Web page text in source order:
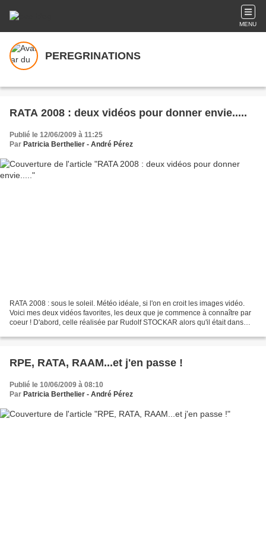
MENU
PEREGRINATIONS
RATA 2008 : deux vidéos pour donner envie.....
Publié le 12/06/2009 à 11:25
Par Patricia Berthelier - André Pérez
RATA 2008 : sous le soleil. Météo idéale, si l'on en croit les images vidéo.
Voici mes deux vidéos favorites, les deux que je commence à connaître par
coeur ! D'abord, celle réalisée par Rudolf STOCKAR alors qu'il était dans
RPE, RATA, RAAM...et j'en passe !
Publié le 10/06/2009 à 08:10
Par Patricia Berthelier - André Pérez